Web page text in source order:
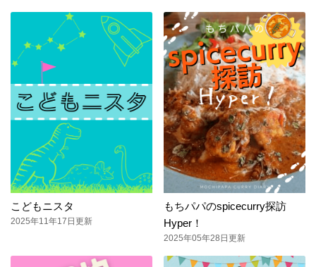
こどもニスタ
2025年11年17日更新
もちパパのspicecurry探訪
Hyper！
2025年05年28日更新